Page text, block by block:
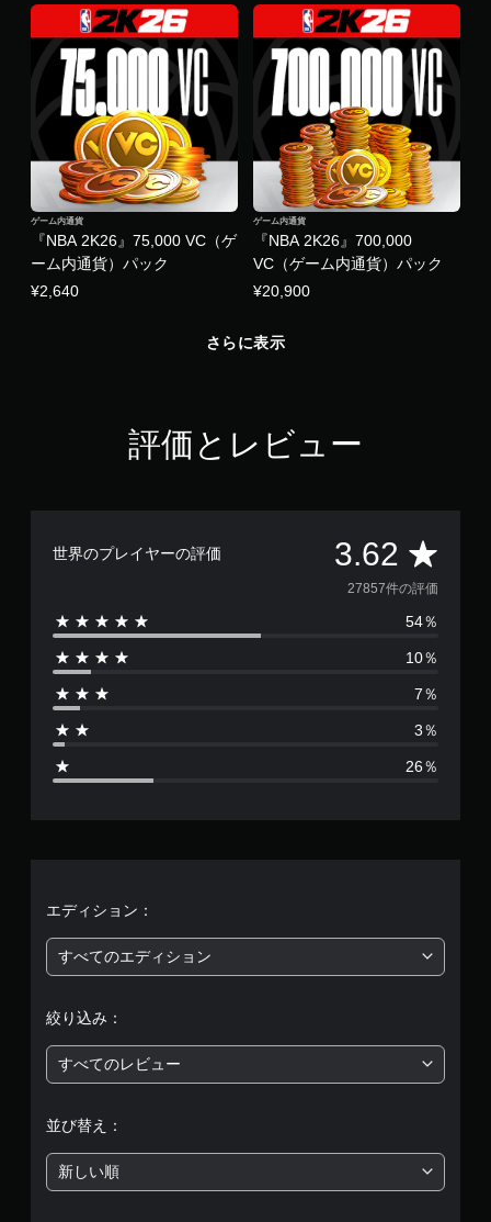
『NBA 2K26』75,000 VC（ゲ
ーム内通貨）パック
ゲーム内通貨
¥2,640
『NBA 2K26』700,000
VC（ゲーム内通貨）パック
ゲーム内通貨
¥20,900
さらに表示
評価とレビュー
世界のプレイヤーの評価 3.62 評
価
数
は
7
平
評
価
5
段
27857件の評価
54％
10％
7％
3％
26％
エディション：
すべてのエディション
絞り込み：
すべてのレビュー
並び替え：
新しい順